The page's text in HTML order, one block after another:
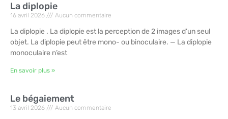
La diplopie
16 avril 2026 Aucun commentaire
La diplopie . La diplopie est la perception de 2 images d’un seul
objet. La diplopie peut être mono- ou binoculaire. — La diplopie
monoculaire n’est
En savoir plus »
Le bégaiement
13 avril 2026 Aucun commentaire